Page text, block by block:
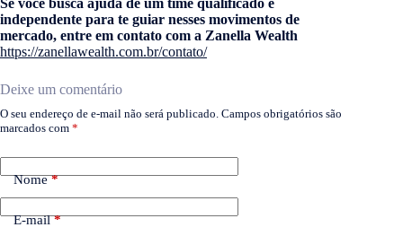
Se você busca ajuda de um time qualificado e
independente para te guiar nesses movimentos de
mercado, entre em contato com a Zanella Wealth
https://zanellawealth.com.br/contato/
Deixe um comentário
O seu endereço de e-mail não será publicado. Campos obrigatórios são
marcados com *
Nome*
E-mail*